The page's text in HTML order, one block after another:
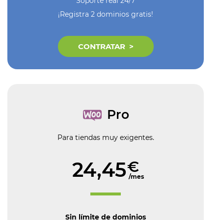
¡Registra 2 dominios gratis!
CONTRATAR
Pro
Para tiendas muy exigentes.
24,45€
/mes
Sin límite de dominios